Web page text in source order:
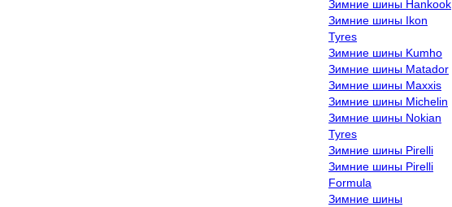
Зимние шины Hankook
Зимние шины Ikon
Tyres
Зимние шины Kumho
Зимние шины Matador
Зимние шины Maxxis
Зимние шины Michelin
Зимние шины Nokian
Tyres
Зимние шины Pirelli
Зимние шины Pirelli
Formula
Зимние шины